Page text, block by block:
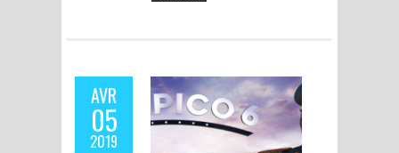
AVR
05
2019